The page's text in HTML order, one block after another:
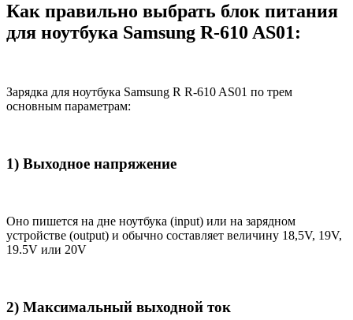
Как правильно выбрать блок питания
для ноутбука Samsung R-610 AS01:
Зарядка для ноутбука Samsung R R-610 AS01 по трем
основным параметрам:
1) Выходное напряжение
Оно пишется на дне ноутбука (input) или на зарядном
устройстве (output) и обычно составляет величину 18,5V, 19V,
19.5V или 20V
2) Максимальный выходной ток